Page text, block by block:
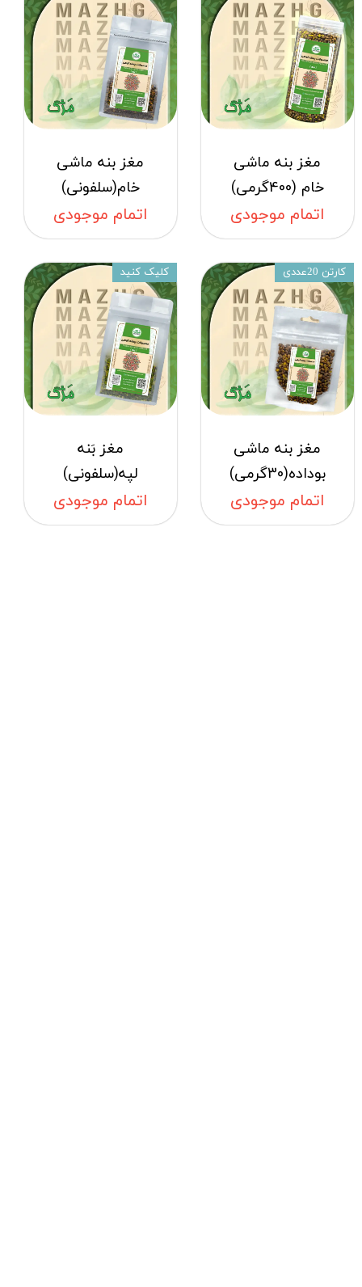
مغز بنه ماشی
خام (400گرمی)
اتمام موجودی
مغز بنه ماشی
خام(سلفونی)
اتمام موجودی
مغز بنه ماشی
بوداده(30گرمی)
اتمام موجودی
کارتن 20عددی
مغز بَنه
لپه(سلفونی)
اتمام موجودی
کلیک کنید